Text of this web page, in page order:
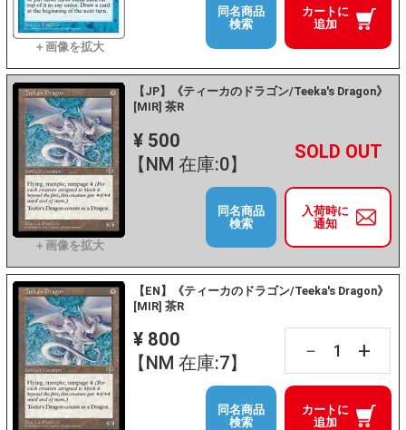
カートに
追加
同名商品
検索
【JP】《ティーカのドラゴン/Teeka's Dragon》
[MIR] 茶R
¥ 500
【NM 在庫:0】
－ +
入荷時に
通知
同名商品
検索
【EN】《ティーカのドラゴン/Teeka's Dragon》
[MIR] 茶R
¥ 800
【NM 在庫:7】
－ +
カートに
追加
同名商品
検索